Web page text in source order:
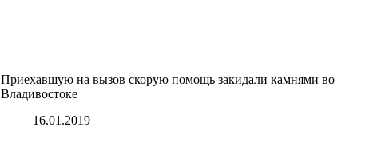
Приехавшую на вызов скорую помощь закидали камнями во
Владивостоке
16.01.2019